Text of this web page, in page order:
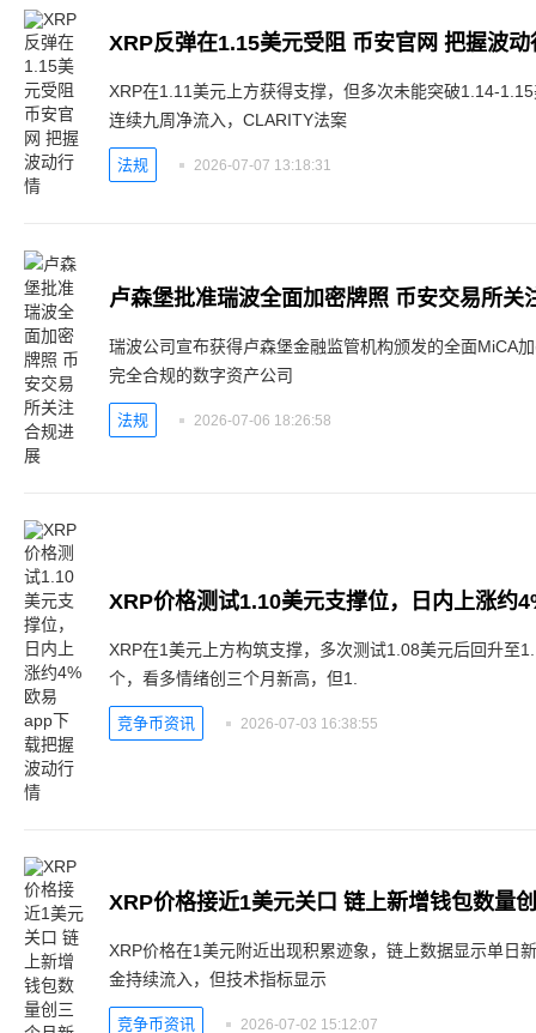
XRP反弹在1.15美元受阻 币安官网 把握波动
XRP在1.11美元上方获得支撑，但多次未能突破1.14-
连续九周净流入，CLARITY法案
法规 2026-07-07 13:18:31
卢森堡批准瑞波全面加密牌照 币安交易所关
瑞波公司宣布获得卢森堡金融监管机构颁发的全面MiCA
完全合规的数字资产公司
法规 2026-07-06 18:26:58
XRP在1美元上方构筑支撑，多次测试1.08美元后回升至
个，看多情绪创三个月新高，但1.
竞争币资讯 2026-07-03 16:38:55
XRP价格接近1美元关口 链上新增钱包数量
XRP价格在1美元附近出现积累迹象，链上数据显示单日
金持续流入，但技术指标显示
竞争币资讯 2026-07-02 15:12:07